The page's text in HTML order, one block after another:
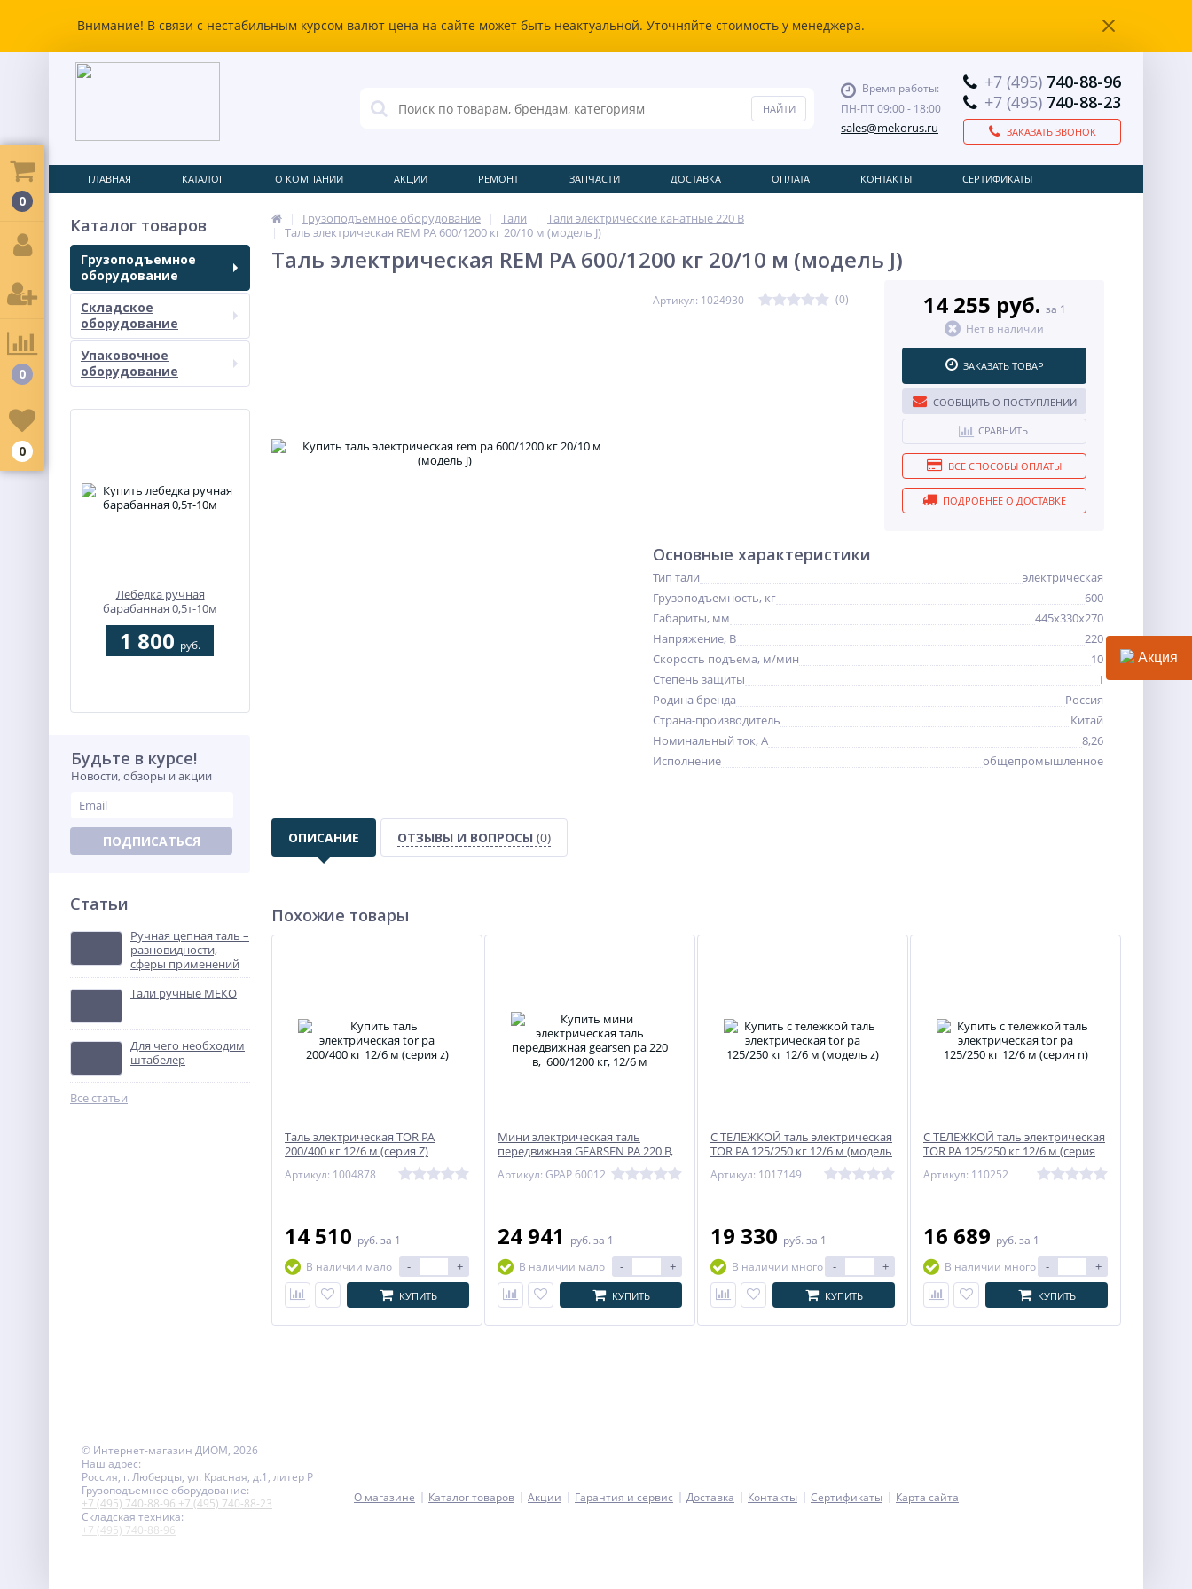
Внимание! В связи с нестабильным курсом валют цена на сайте может быть неактуальной. Уточняйте стоимость у менеджера.
Время работы:
ПН-ПТ 09:00 - 18:00
sales@mekorus.ru
+7 (495) 740-88-96
+7 (495) 740-88-23
ЗАКАЗАТЬ ЗВОНОК
ГЛАВНАЯ КАТАЛОГ О КОМПАНИИ АКЦИИ РЕМОНТ ЗАПЧАСТИ ДОСТАВКА ОПЛАТА КОНТАКТЫ СЕРТИФИКАТЫ
Каталог товаров
Грузоподъемное
оборудование
Складское
оборудование
Упаковочное
оборудование
Лебедка ручная
барабанная 0,5т-10м
1 800 руб.
Будьте в курсе!
Новости, обзоры и акции
ПОДПИСАТЬСЯ
Статьи
Ручная цепная таль –
разновидности,
сферы применений
Тали ручные МЕКО
Для чего необходим
штабелер
Все статьи
Грузоподъемное оборудование Тали
Тали электрические канатные 220 В
Таль электрическая REM PA 600/1200 кг 20/10 м (модель J)
Таль электрическая REM PA 600/1200 кг 20/10 м (модель J)
Артикул: 1024930 (0) 14 255 руб. за 1
Нет в наличии
ЗАКАЗАТЬ ТОВАР
СООБЩИТЬ О ПОСТУПЛЕНИИ
СРАВНИТЬ
ВСЕ СПОСОБЫ ОПЛАТЫ
ПОДРОБНЕЕ О ДОСТАВКЕ
Основные характеристики
Тип тали
электрическая
Грузоподъемность, кг
600
Габариты, мм
445х330х270
Напряжение, В
220
Скорость подъема, м/мин
10
Степень защиты
I
Родина бренда
Россия
Страна-производитель
Китай
Номинальный ток, А
8,26
Исполнение
общепромышленное
ОПИСАНИЕ ОТЗЫВЫ И ВОПРОСЫ (0)
Похожие товары
Таль электрическая TOR PA
200/400 кг 12/6 м (серия Z)
Артикул: 1004878
14 510 руб. за 1
В наличии мало
- +
КУПИТЬ
Мини электрическая таль
передвижная GEARSEN PA 220 В,
Артикул: GPAP 60012
24 941 руб. за 1
В наличии мало
- +
КУПИТЬ
С ТЕЛЕЖКОЙ таль электрическая
TOR PA 125/250 кг 12/6 м (модель
Артикул: 1017149
19 330 руб. за 1
В наличии много
- +
КУПИТЬ
С ТЕЛЕЖКОЙ таль электрическая
TOR PA 125/250 кг 12/6 м (серия
Артикул: 110252
16 689 руб. за 1
В наличии много
- +
КУПИТЬ
© Интернет-магазин ДИОМ, 2026
Наш адрес:
Россия, г. Люберцы, ул. Красная, д.1, литер Р
Грузоподъемное оборудование:
+7 (495) 740-88-96 +7 (495) 740-88-23
Складская техника:
+7 (495) 740-88-96
О магазине Каталог товаров Акции Гарантия и сервис Доставка Контакты Сертификаты Карта сайта
0
0
0
Акция